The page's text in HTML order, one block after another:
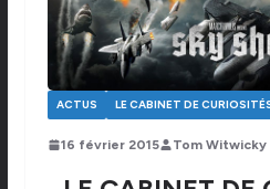
ACTUS LE CABINET DE
16 février 2015 Tom Witwicky